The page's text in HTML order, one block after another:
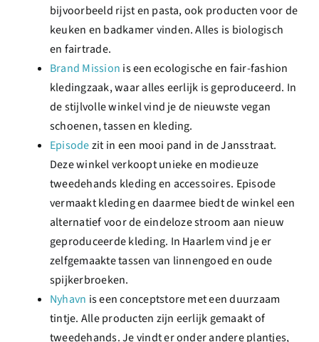
bijvoorbeeld rijst en pasta, ook producten voor de
keuken en badkamer vinden. Alles is biologisch
en fairtrade.
Brand Mission is een ecologische en fair-fashion
kledingzaak, waar alles eerlijk is geproduceerd. In
de stijlvolle winkel vind je de nieuwste vegan
schoenen, tassen en kleding.
Episodezit in een mooi pand in de Jansstraat.
Deze winkel verkoopt unieke en modieuze
tweedehands kleding en accessoires. Episode
vermaakt kleding en daarmee biedt de winkel een
alternatief voor de eindeloze stroom aan nieuw
geproduceerde kleding. In Haarlem vind je er
zelfgemaakte tassen van linnengoed en oude
spijkerbroeken.
Nyhavn is een conceptstore met een duurzaam
tintje. Alle producten zijn eerlijk gemaakt of
tweedehands. Je vindt er onder andere plantjes,